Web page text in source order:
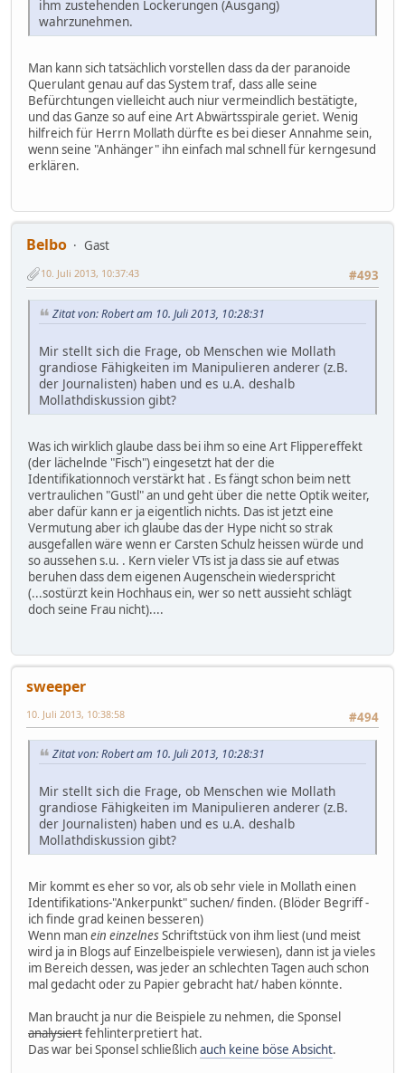
ihm zustehenden Lockerungen (Ausgang)
wahrzunehmen.
Man kann sich tatsächlich vorstellen dass da der paranoide
Querulant genau auf das System traf, dass alle seine
Befürchtungen vielleicht auch niur vermeindlich bestätigte,
und das Ganze so auf eine Art Abwärtsspirale geriet. Wenig
hilfreich für Herrn Mollath dürfte es bei dieser Annahme sein,
wenn seine "Anhänger" ihn einfach mal schnell für kerngesund
erklären.
Belbo
Gast
#493
10. Juli 2013, 10:37:43
Zitat von: Robert am 10. Juli 2013, 10:28:31
Mir stellt sich die Frage, ob Menschen wie Mollath
grandiose Fähigkeiten im Manipulieren anderer (z.B.
der Journalisten) haben und es u.A. deshalb
Mollathdiskussion gibt?
Was ich wirklich glaube dass bei ihm so eine Art Flippereffekt
(der lächelnde "Fisch") eingesetzt hat der die
Identifikationnoch verstärkt hat . Es fängt schon beim nett
vertraulichen "Gustl" an und geht über die nette Optik weiter,
aber dafür kann er ja eigentlich nichts. Das ist jetzt eine
Vermutung aber ich glaube das der Hype nicht so strak
ausgefallen wäre wenn er Carsten Schulz heissen würde und
so aussehen s.u. . Kern vieler VTs ist ja dass sie auf etwas
beruhen dass dem eigenen Augenschein wiederspricht
(...sostürzt kein Hochhaus ein, wer so nett aussieht schlägt
doch seine Frau nicht)....
sweeper
#494
10. Juli 2013, 10:38:58
Zitat von: Robert am 10. Juli 2013, 10:28:31
Mir stellt sich die Frage, ob Menschen wie Mollath
grandiose Fähigkeiten im Manipulieren anderer (z.B.
der Journalisten) haben und es u.A. deshalb
Mollathdiskussion gibt?
Mir kommt es eher so vor, als ob sehr viele in Mollath einen
Identifikations-"Ankerpunkt" suchen/ finden. (Blöder Begriff -
ich finde grad keinen besseren)
Wenn manein einzelnesSchriftstück von ihm liest (und meist
wird ja in Blogs auf Einzelbeispiele verwiesen), dann ist ja vieles
im Bereich dessen, was jeder an schlechten Tagen auch schon
mal gedacht oder zu Papier gebracht hat/ haben könnte.
Man braucht ja nur die Beispiele zu nehmen, die Sponsel
analysiertfehlinterpretiert hat.
Das war bei Sponsel schließlichauch keine böse Absicht.